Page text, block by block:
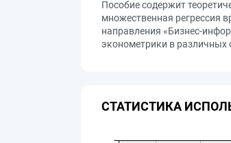
Пособие содержит
множественная регрессия
направления «Бизнес-
эконометрики в различных
СТАТИСТИКА